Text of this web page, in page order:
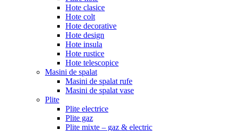
Hote clasice
Hote colt
Hote decorative
Hote design
Hote insula
Hote rustice
Hote telescopice
Masini de spalat
Masini de spalat rufe
Masini de spalat vase
Plite
Plite electrice
Plite gaz
Plite mixte – gaz & electric